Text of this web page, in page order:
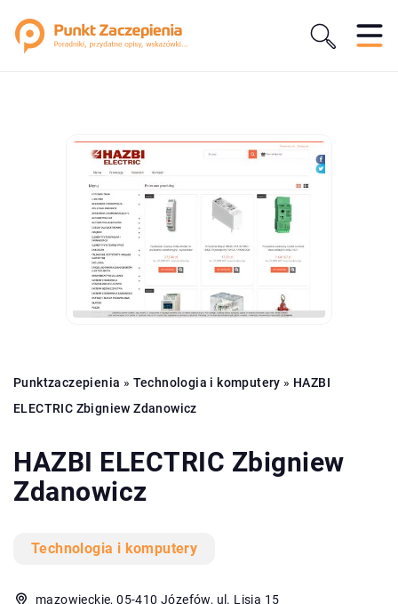
Punktzaczepienia » Technologia i komputery » HAZBI
ELECTRIC Zbigniew Zdanowicz
HAZBI ELECTRIC Zbigniew
Zdanowicz
Technologia i komputery
mazowieckie, 05-410 Józefów, ul. Lisia 15